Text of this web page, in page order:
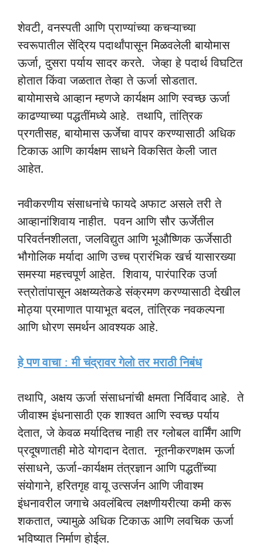
शेवटी, वनस्पती आणि प्राण्यांच्या कचऱ्याच्या
स्वरूपातील सेंद्रिय पदार्थांपासून मिळवलेली बायोमास
ऊर्जा, दुसरा पर्याय सादर करते. जेव्हा हे पदार्थ विघटित
होतात किंवा जळतात तेव्हा ते ऊर्जा सोडतात.
बायोमासचे आव्हान म्हणजे कार्यक्षम आणि स्वच्छ ऊर्जा
काढण्याच्या पद्धतींमध्ये आहे. तथापि, तांत्रिक
प्रगतीसह, बायोमास ऊर्जेचा वापर करण्यासाठी अधिक
टिकाऊ आणि कार्यक्षम साधने विकसित केली जात
आहेत.
नवीकरणीय संसाधनांचे फायदे अफाट असले तरी ते
आव्हानांशिवाय नाहीत. पवन आणि सौर ऊर्जेतील
परिवर्तनशीलता, जलविद्युत आणि भूऔष्णिक ऊर्जेसाठी
भौगोलिक मर्यादा आणि उच्च प्रारंभिक खर्च यासारख्या
समस्या महत्त्वपूर्ण आहेत. शिवाय, पारंपारिक उर्जा
स्त्रोतांपासून अक्षय्यतेकडे संक्रमण करण्यासाठी देखील
मोठ्या प्रमाणात पायाभूत बदल, तांत्रिक नवकल्पना
आणि धोरण समर्थन आवश्यक आहे.
हे पण वाचा:मी चंद्रावर गेलो तर मराठी निबंध
तथापि, अक्षय ऊर्जा संसाधनांची क्षमता निर्विवाद आहे. ते
जीवाश्म इंधनासाठी एक शाश्वत आणि स्वच्छ पर्याय
देतात, जे केवळ मर्यादितच नाही तर ग्लोबल वार्मिंग आणि
प्रदूषणातही मोठे योगदान देतात. नूतनीकरणक्षम ऊर्जा
संसाधने, ऊर्जा-कार्यक्षम तंत्रज्ञान आणि पद्धतींच्या
संयोगाने, हरितगृह वायू उत्सर्जन आणि जीवाश्म
इंधनावरील जगाचे अवलंबित्व लक्षणीयरीत्या कमी करू
शकतात, ज्यामुळे अधिक टिकाऊ आणि लवचिक ऊर्जा
भविष्यात निर्माण होईल.